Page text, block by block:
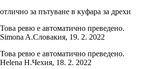
отлично за пътуване в куфара за дрехи
Това ревю е автоматично преведено.
Simona A.Словакия, 19. 2. 2022
Това ревю е автоматично преведено.
Helena H.Чехия, 18. 2. 2022